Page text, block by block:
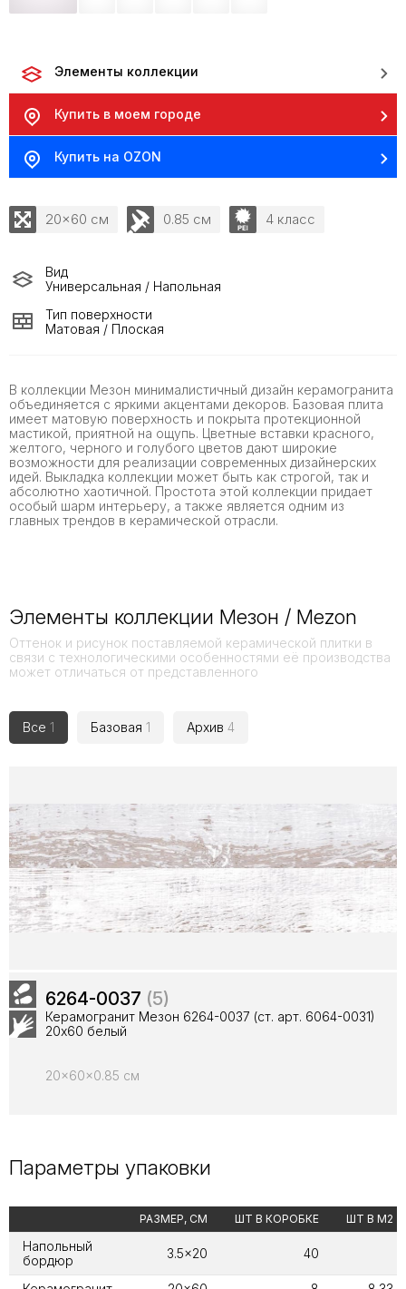
В коллекции Мезон минималистичный дизайн керамогранита
объединяется с яркими акцентами декоров. Базовая плита
имеет матовую поверхность и покрыта протекционной
мастикой, приятной на ощупь. Цветные вставки красного,
желтого, черного и голубого цветов дают широкие
возможности для реализации современных дизайнерских
идей. Выкладка коллекции может быть как строгой, так и
абсолютно хаотичной. Простота этой коллекции придает
особый шарм интерьеру, а также является одним из
главных трендов в керамической отрасли.
Элементы коллекции
Купить в моем городе
Купить на OZON
20x60 см 0.85 см 4 класс
Вид
Универсальная / Напольная
Тип поверхности
Матовая / Плоская
Элементы коллекции Мезон / Mezon
Оттенок и рисунок поставляемой керамической плитки в
связи с технологическими особенностями её производства
может отличаться от представленного
Все 1 Базовая 1 Архив 4
6264-0037 (5)
Керамогранит Мезон 6264-0037 (ст. арт. 6064-0031)
20х60 белый
20x60x0.85 см
Параметры упаковки
РАЗМЕР, СМ ШТ В КОРОБКЕ ШТ В М2
Напольный
бордюр
3.5x20 40